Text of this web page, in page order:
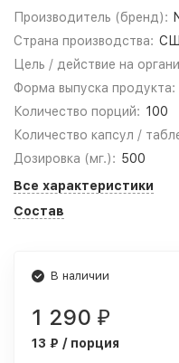
Производитель (бренд):
Страна производства:
Цель / действие на
Форма выпуска продукта:
Количество порций: 100
Количество капсул /
Дозировка (мг.): 500
Все характеристики
Состав
В наличии
1 290 ₽
13 ₽ / порция